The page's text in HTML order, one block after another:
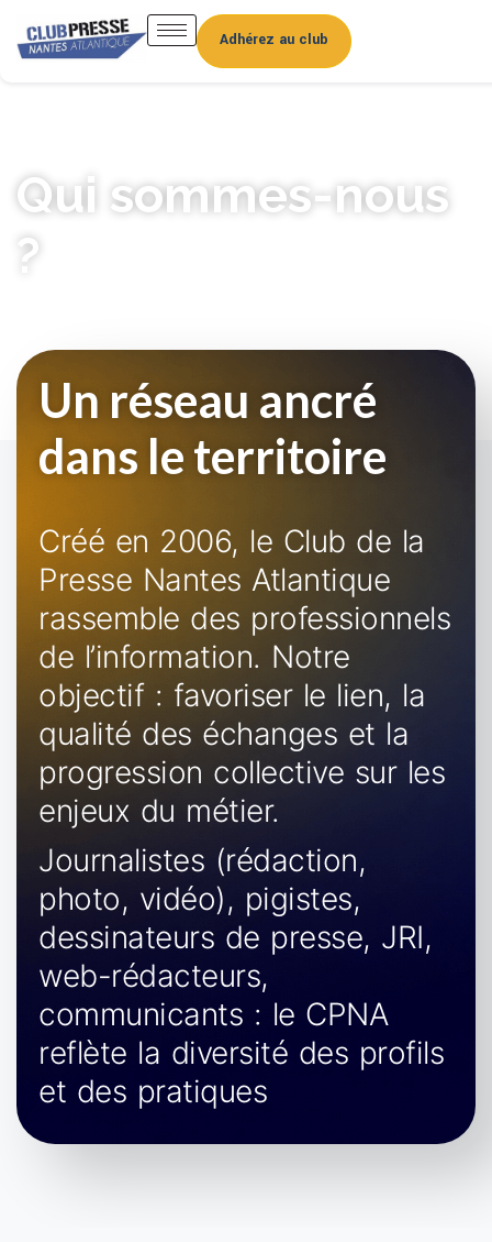
Adhérez au club
Qui sommes-nous
?
Un réseau ancré
dans leterritoire
Créé en 2006, le Club de la
Presse Nantes Atlantique
rassemble des professionnels
de l’information. Notre
objectif : favoriser le lien, la
qualité des échanges et la
progression collective sur les
enjeux du métier.
Journalistes (rédaction,
photo, vidéo), pigistes,
dessinateurs de presse, JRI,
web-rédacteurs,
communicants : le CPNA
reflète la diversité des profils
et des pratiques